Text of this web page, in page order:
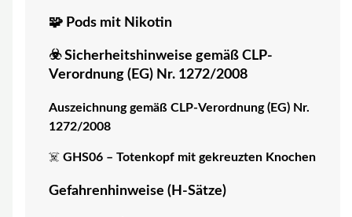
🧩 Pods mit Nikotin
☣️ Sicherheitshinweise gemäß CLP-
Verordnung (EG) Nr. 1272/2008
Auszeichnung gemäß CLP-Verordnung (EG) Nr.
1272/2008
☠️ GHS06 – Totenkopf mit gekreuzten Knochen
Gefahrenhinweise (H-Sätze)